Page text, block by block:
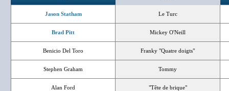
Jason Statham Le Turc
Brad Pitt Mickey O'Neill
Benicio Del Toro Franky "Quatre doigts"
Stephen Graham Tommy
Alan Ford "Tête de brique"